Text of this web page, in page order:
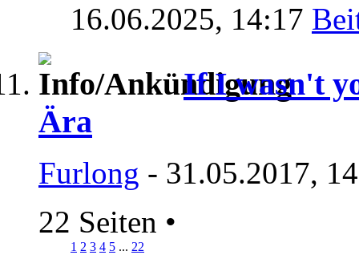
16.06.2025, 14:17
If I wasn't
Ära
Furlong - 31.05.2017,
22 Seiten •
1 2 3 4 5 ... 22